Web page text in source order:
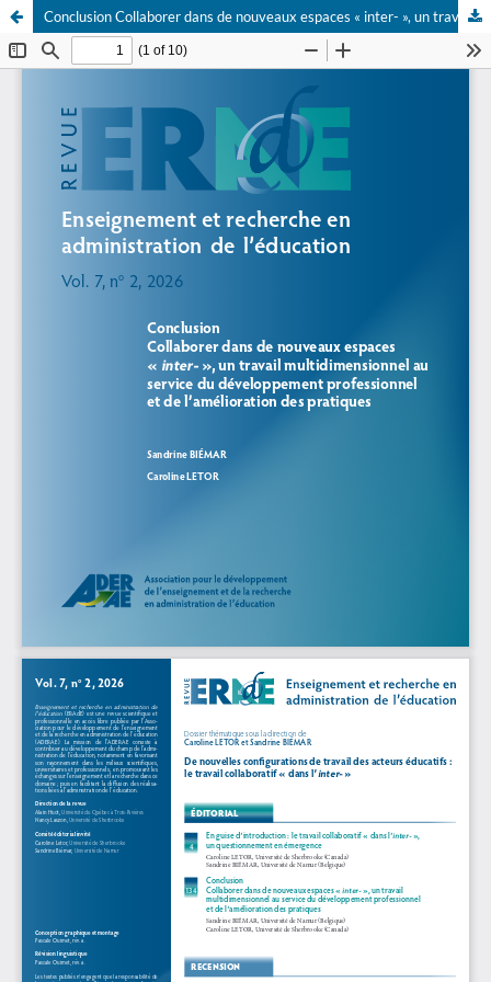
Conclusion Collaborer dans de nouveaux espaces « inter- », un travail multidimensionnel au service du développement professionnel et de l’amélioration des pratiques